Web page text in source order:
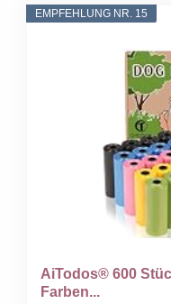
EMPFEHLUNG NR. 15
AiTodos® 600
Farben...